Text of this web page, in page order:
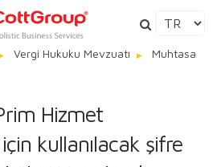
Vergi Hukuku Mevzuatı Muhtasar
Hizmet
kullanılacak şifre